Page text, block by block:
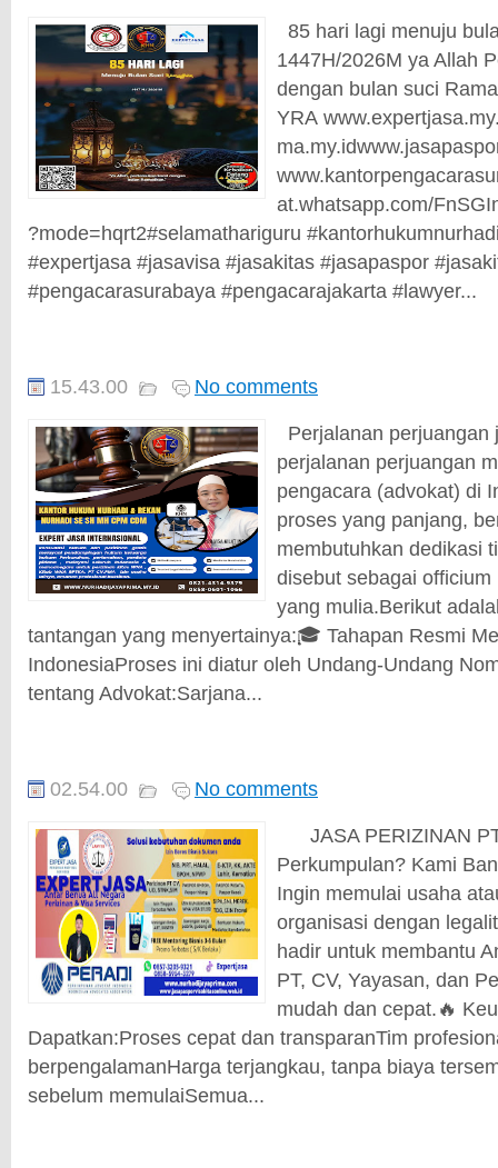
85 hari lagi menuju
1447H/2026M ya Allah
dengan bulan suci
YRA
at.whatsapp.com/
?mode=hqrt2#selamathariguru
#expertjasa #jasavisa #jasakitas #jasapaspor
#pengacarasurabaya #pengacarajakarta #lawyer...
15.43.00
No comments
Perjalanan perjuangan
perjalanan perjuangan
pengacara (advokat) di
proses yang panjang,
membutuhkan dedikasi
disebut sebagai
yang mulia.Berikut
tantangan yang menyertainya:🎓 Tahapan Resmi
IndonesiaProses ini diatur oleh Undang-Undang
tentang Advokat:Sarjana...
02.54.00
No comments
JASA PERIZINAN
Perkumpulan? Kami
Ingin memulai usaha
organisasi dengan
hadir untuk membantu
PT, CV, Yayasan, dan
mudah dan cepat.🔥
Dapatkan:Proses cepat dan transparanTim
berpengalamanHarga terjangkau, tanpa biaya
sebelum memulaiSemua...